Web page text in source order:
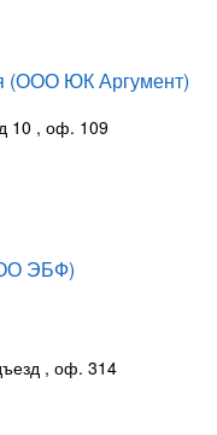
(ООО ЮК Аргумент)
10 , оф. 109
ЭБФ)
, оф. 314